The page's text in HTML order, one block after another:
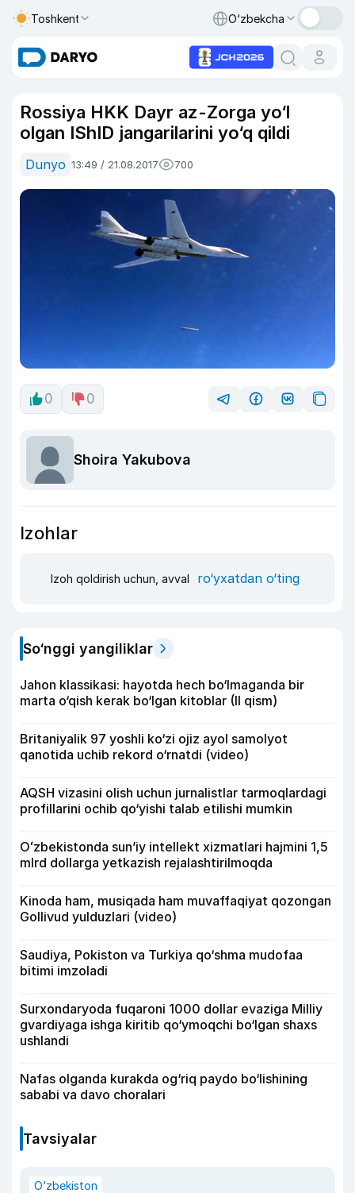
Toshkent O‘zbekcha
Rossiya HKK Dayr az-Zorga yo‘l
olgan IShID jangarilarini yo‘q qildi
Dunyo 13:49 / 21.08.2017 700
0 0
Shoira Yakubova
Izohlar
Izoh qoldirish uchun, avval ro‘yxatdan o‘ting
So‘nggi yangiliklar
Jahon klassikasi: hayotda hech bo‘lmaganda bir
marta o‘qish kerak bo‘lgan kitoblar (II qism)
Britaniyalik 97 yoshli ko‘zi ojiz ayol samolyot
qanotida uchib rekord o‘rnatdi (video)
AQSH vizasini olish uchun jurnalistlar tarmoqlardagi
profillarini ochib qo‘yishi talab etilishi mumkin
Oʻzbekistonda sunʼiy intellekt xizmatlari hajmini 1,5
mlrd dollarga yetkazish rejalashtirilmoqda
Kinoda ham, musiqada ham muvaffaqiyat qozongan
Gollivud yulduzlari (video)
Saudiya, Pokiston va Turkiya qo‘shma mudofaa
bitimi imzoladi
Surxondaryoda fuqaroni 1000 dollar evaziga Milliy
gvardiyaga ishga kiritib qo‘ymoqchi bo‘lgan shaxs
ushlandi
Nafas olganda kurakda og‘riq paydo bo‘lishining
sababi va davo choralari
Tavsiyalar
O‘zbekiston